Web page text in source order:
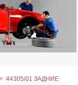
44305/01 ЗАДНИЕ